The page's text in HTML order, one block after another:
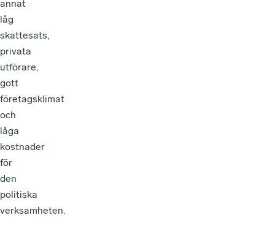
annat
låg
skattesats,
privata
utförare,
gott
företagsklimat
och
låga
kostnader
för
den
politiska
verksamheten.